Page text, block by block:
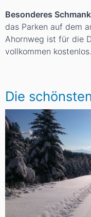
Besonderes
das Parken auf dem
Ahornweg ist für die
vollkommen kostenlos.
Die